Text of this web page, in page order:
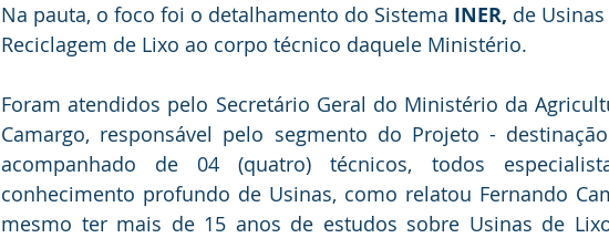
Na pauta, o foco foi o detalhamento do Sistema INER, de
Reciclagem de Lixo ao corpo técnico daquele Ministério.
Foram atendidos pelo Secretário Geral do Ministério da
Camargo, responsável pelo segmento do Projeto -
acompanhado de 04 (quatro) técnicos, todos
conhecimento profundo de Usinas, como relatou Fernando
mesmo ter mais de 15 anos de estudos sobre Usinas de